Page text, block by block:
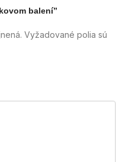
balení”
Vyžadované polia sú